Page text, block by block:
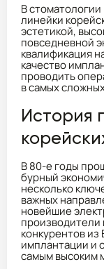
В
линейки
эстетикой,
повседневной
квалификация
качество
проводить
в самых
История
В 80-е годы
бурный
несколько
важных
новейшие
производители
конкурентов
имплантации и
самым высоким